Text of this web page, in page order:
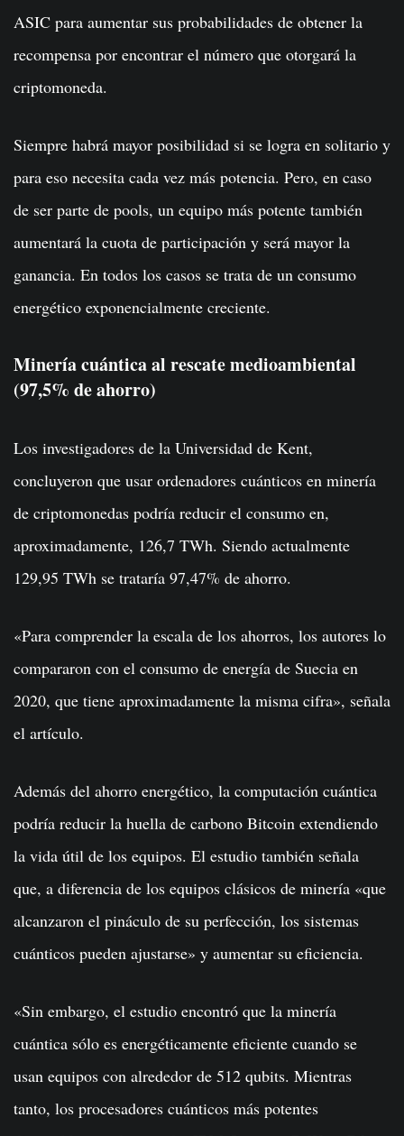
ASIC para aumentar sus probabilidades de obtener la
recompensa por encontrar el número que otorgará la
criptomoneda.
Siempre habrá mayor posibilidad si se logra en solitario y
para eso necesita cada vez más potencia. Pero, en caso
de ser parte de pools, un equipo más potente también
aumentará la cuota de participación y será mayor la
ganancia. En todos los casos se trata de un consumo
energético exponencialmente creciente.
Minería cuántica al rescate medioambiental
(97,5% de ahorro)
Los investigadores de la Universidad de Kent,
concluyeron que usar ordenadores cuánticos en minería
de criptomonedas podría reducir el consumo en,
aproximadamente, 126,7 TWh. Siendo actualmente
129,95 TWh se trataría 97,47% de ahorro.
«Para comprender la escala de los ahorros, los autores lo
compararon con el consumo de energía de Suecia en
2020, que tiene aproximadamente la misma cifra», señala
el artículo.
Además del ahorro energético, la computación cuántica
podría reducir la huella de carbono Bitcoin extendiendo
la vida útil de los equipos. El estudio también señala
que, a diferencia de los equipos clásicos de minería «que
alcanzaron el pináculo de su perfección, los sistemas
cuánticos pueden ajustarse» y aumentar su eficiencia.
«Sin embargo, el estudio encontró que la minería
cuántica sólo es energéticamente eficiente cuando se
usan equipos con alrededor de 512 qubits. Mientras
tanto, los procesadores cuánticos más potentes